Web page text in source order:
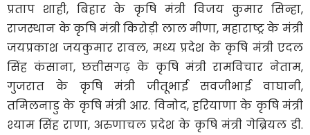
प्रताप शाही, बिहार के कृषि मंत्री विजय कुमार सिन्हा,
राजस्थान के कृषि मंत्री किरोड़ी लाल मीणा, महाराष्ट्र के मंत्री
जयप्रकाश जयकुमार रावल, मध्य प्रदेश के कृषि मंत्री एदल
सिंह कंसाना, छत्तीसगढ़ के कृषि मंत्री रामविचार नेताम,
गुजरात के कृषि मंत्री जीतूभाई सवजीभाई वाघानी,
तमिलनाडु के कृषि मंत्री आर. विनोद, हरियाणा के कृषि मंत्री
श्याम सिंह राणा, अरुणाचल प्रदेश के कृषि मंत्री गेब्रियल डी.